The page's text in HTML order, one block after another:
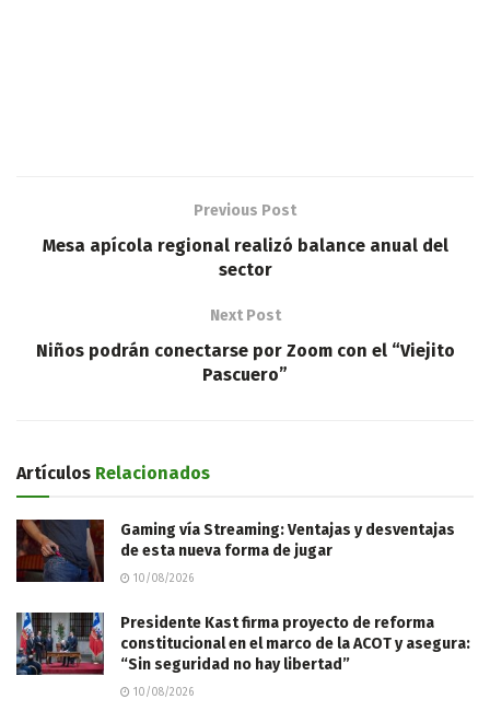
Previous Post
Mesa apícola regional realizó balance anual del
sector
Next Post
Niños podrán conectarse por Zoom con el “Viejito
Pascuero”
Artículos Relacionados
Gaming vía Streaming: Ventajas y desventajas
de esta nueva forma de jugar
10/08/2026
Presidente Kast firma proyecto de reforma
constitucional en el marco de la ACOT y asegura:
“Sin seguridad no hay libertad”
10/08/2026